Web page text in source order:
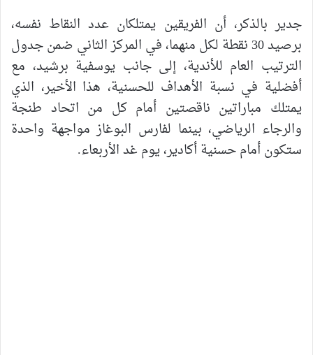
جدير بالذكر، أن الفريقين يمتلكان عدد النقاط نفسه،
برصيد 30 نقطة لكل منهما، في المركز الثاني ضمن جدول
الترتيب العام للأندية، إلى جانب يوسفية برشيد، مع
أفضلية في نسبة الأهداف للحسنية، هذا الأخير، الذي
يمتلك مباراتين ناقصتين أمام كل من اتحاد طنجة
والرجاء الرياضي، بينما لفارس البوغاز مواجهة واحدة
ستكون أمام حسنية أكادير، يوم غد الأربعاء.